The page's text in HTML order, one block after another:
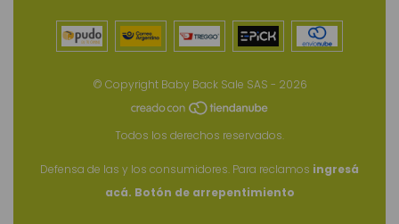
© Copyright Baby Back Sale SAS - 2026
Todos los derechos reservados.
Defensa de las y los consumidores. Para reclamos ingresá
acá. Botón de arrepentimiento